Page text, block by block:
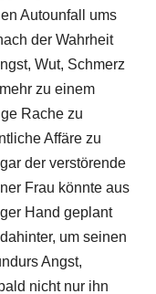
Autounfall ums
der Wahrheit
Wut, Schmerz
zu einem
Rache zu
Affäre zu
der verstörende
Frau könnte aus
Hand geplant
um seinen
Angst,
nicht nur ihn